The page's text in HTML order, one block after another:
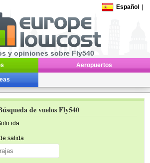
Español
y opiniones sobre Fly540
Aeropuertos
de vuelos Fly540
ida
salida